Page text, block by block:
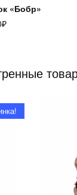
«Бобр»
₽